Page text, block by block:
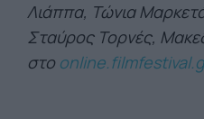
Λιάππα, Τώνια
Σταύρος Τορνές,
στο